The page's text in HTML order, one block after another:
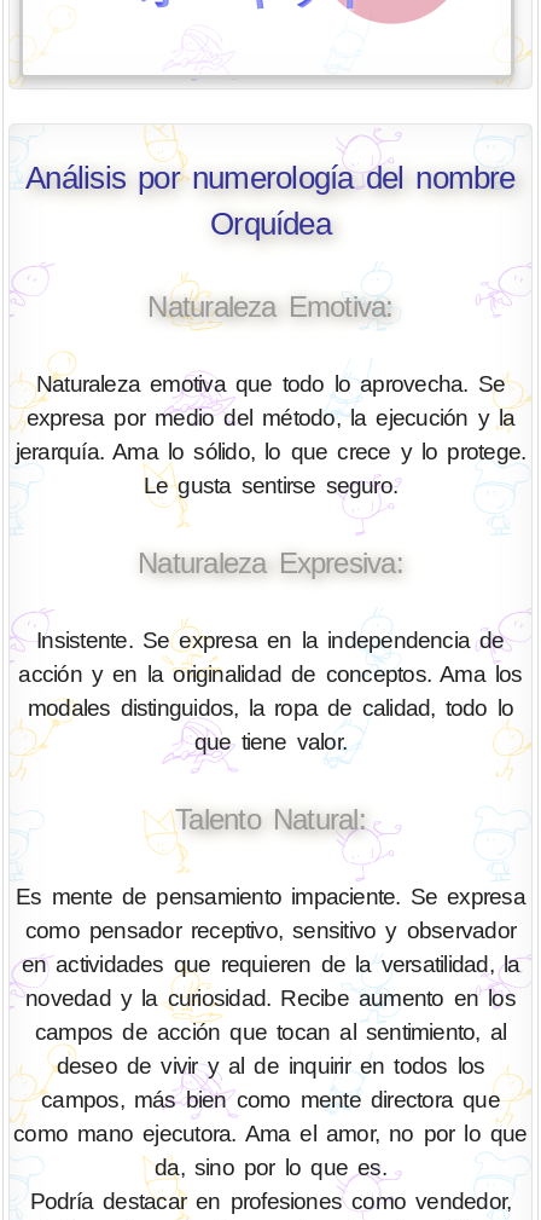
Análisis por numerología del nombre
Orquídea
Naturaleza Emotiva:
Naturaleza emotiva que todo lo aprovecha. Se
expresa por medio del método, la ejecución y la
jerarquía. Ama lo sólido, lo que crece y lo protege.
Le gusta sentirse seguro.
Naturaleza Expresiva:
Insistente. Se expresa en la independencia de
acción y en la originalidad de conceptos. Ama los
modales distinguidos, la ropa de calidad, todo lo
que tiene valor.
Talento Natural:
Es mente de pensamiento impaciente. Se expresa
como pensador receptivo, sensitivo y observador
en actividades que requieren de la versatilidad, la
novedad y la curiosidad. Recibe aumento en los
campos de acción que tocan al sentimiento, al
deseo de vivir y al de inquirir en todos los
campos, más bien como mente directora que
como mano ejecutora. Ama el amor, no por lo que
da, sino por lo que es.
Podría destacar en profesiones como vendedor,